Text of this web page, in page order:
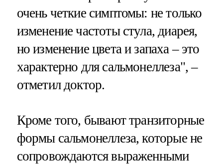
очень четкие симптомы: не только
изменение частоты стула, диарея,
но изменение цвета и запаха – это
характерно для сальмонеллеза", –
отметил доктор.
Кроме того, бывают транзиторные
формы сальмонеллеза, которые не
сопровождаются выраженными